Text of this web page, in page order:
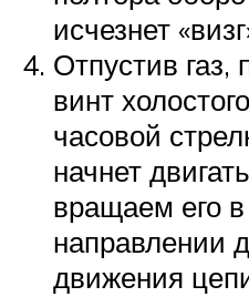
исчезнет
Отпустив газ,
винт
часовой
начнет
вращаем его
направлении
движения